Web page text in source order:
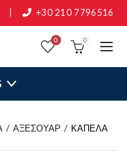
+30 210 7796516
0 0
ΑΞΕΣΟΥΑΡ ΚΑΠΕΛΑ